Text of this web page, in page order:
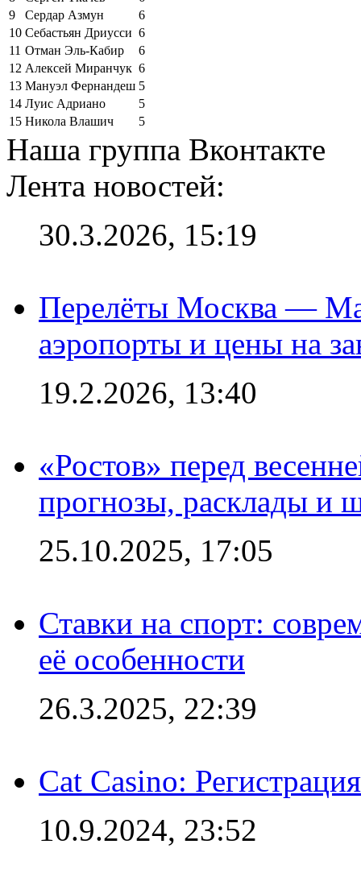
9
Сердар Азмун
6
10 Себастьян Дриусси 6
11 Отман Эль-Кабир
6
12 Алексей Миранчук 6
13 Мануэл Фернандеш 5
14 Луис Адриано
5
15 Никола Влашич 5
Наша группа Вконтакте
Лента новостей:
30.3.2026, 15:19
Перелёты Москва —
аэропорты и цены на
19.2.2026, 13:40
«Ростов» перед
прогнозы, расклады и
25.10.2025, 17:05
Ставки на спорт:
её особенности
26.3.2025, 22:39
Cat Casino:
10.9.2024, 23:52